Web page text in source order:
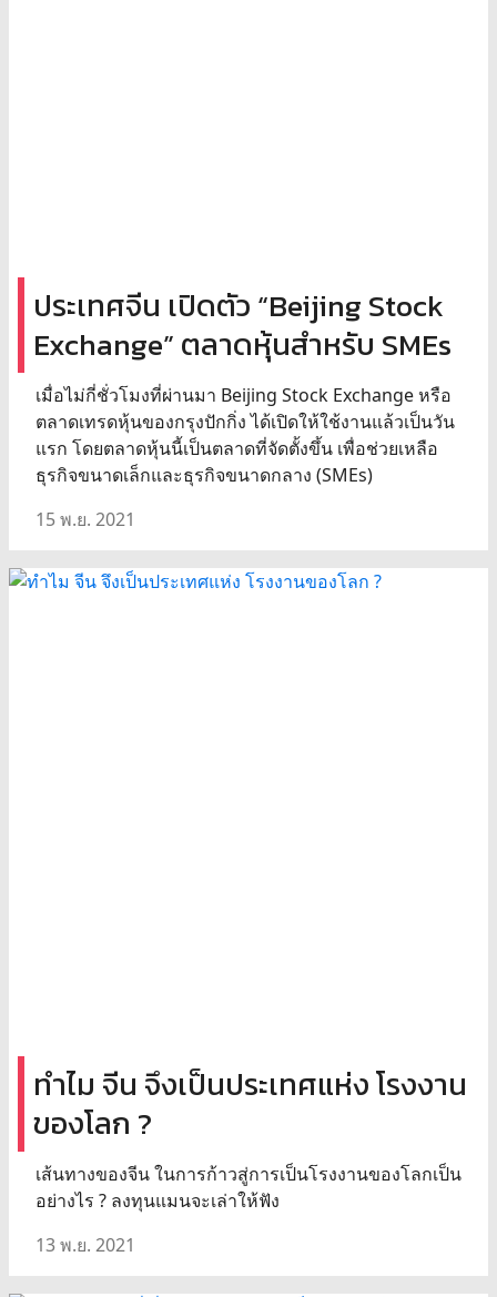
ประเทศจีน เปิดตัว “Beijing Stock
Exchange” ตลาดหุ้นสำหรับ SMEs
เมื่อไม่กี่ชั่วโมงที่ผ่านมา Beijing Stock Exchange หรือ
ตลาดเทรดหุ้นของกรุงปักกิ่ง ได้เปิดให้ใช้งานแล้วเป็นวัน
แรก โดยตลาดหุ้นนี้เป็นตลาดที่จัดตั้งขึ้น เพื่อช่วยเหลือ
ธุรกิจขนาดเล็กและธุรกิจขนาดกลาง (SMEs)
15 พ.ย. 2021
ทำไม จีน จึงเป็นประเทศแห่ง โรงงาน
ของโลก ?
เส้นทางของจีน ในการก้าวสู่การเป็นโรงงานของโลกเป็น
อย่างไร ? ลงทุนแมนจะเล่าให้ฟัง
13 พ.ย. 2021